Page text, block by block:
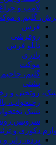
لامپ و چراغ
گلیم و
فرش
روفرشی
تابلو فرش
پادری
موکت
گلیم،
پشتی
روتختی و
رختخواب،
تشک
سرویس
دکوری و
پرده، رانر